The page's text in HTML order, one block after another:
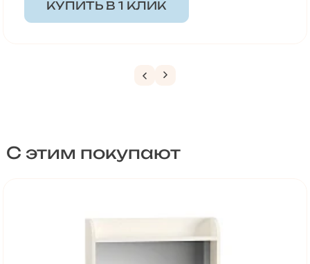
КУПИТЬ В 1 КЛИК
С этим покупают